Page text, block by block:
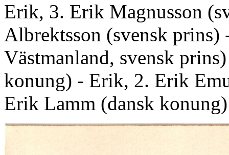
Erik, 3. Erik Magnusson
Albrektsson (svensk
Västmanland, svensk
konung) - Erik, 2. Erik
Erik Lamm (dansk konung)